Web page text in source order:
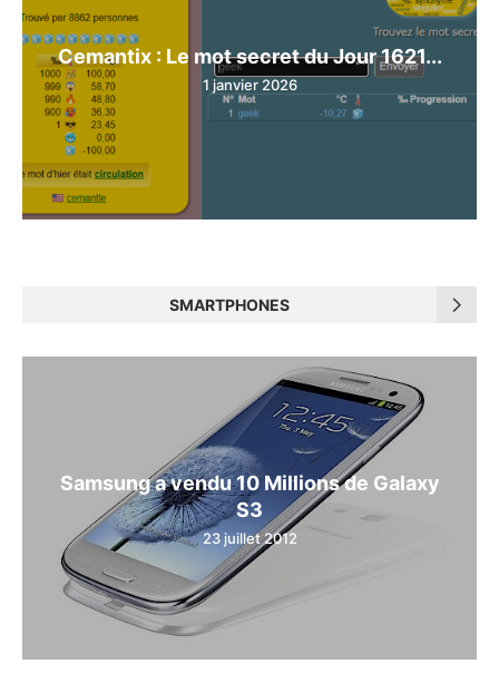
Cemantix : Le mot secret du Jour 1621...
1 janvier 2026
SMARTPHONES
Samsung a vendu 10 Millions de Galaxy
S3
23 juillet 2012